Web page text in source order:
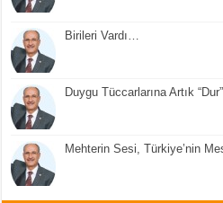
Birileri Vardı…
Duygu Tüccarlarına Artık
Mehterin Sesi, Türkiye’nin